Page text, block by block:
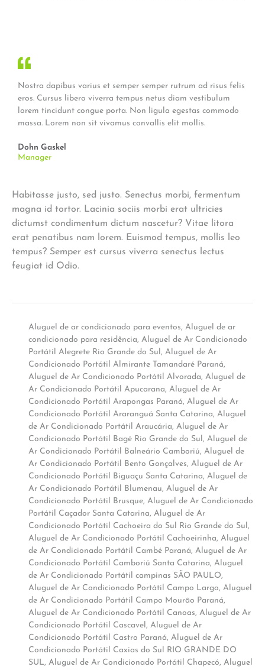
Nostra dapibus varius et semper semper rutrum ad risus felis
eros. Cursus libero viverra tempus netus diam vestibulum
lorem tincidunt congue porta. Non ligula egestas commodo
massa. Lorem non sit vivamus convallis elit mollis.
Dohn Gaskel
Manager
Habitasse justo, sed justo. Senectus morbi, fermentum
magna id tortor. Lacinia sociis morbi erat ultricies
dictumst condimentum dictum nascetur? Vitae litora
erat penatibus nam lorem. Euismod tempus, mollis leo
tempus? Semper est cursus viverra senectus lectus
feugiat id Odio.
Aluguel de ar condicionado para eventos, Aluguel de ar
condicionado para residência, Aluguel de Ar Condicionado
Portátil Alegrete Rio Grande do Sul, Aluguel de Ar
Condicionado Portátil Almirante Tamandaré Paraná,
Aluguel de Ar Condicionado Portátil Alvorada, Aluguel de
Ar Condicionado Portátil Apucarana, Aluguel de Ar
Condicionado Portátil Arapongas Paraná, Aluguel de Ar
Condicionado Portátil Araranguá Santa Catarina, Aluguel
de Ar Condicionado Portátil Araucária, Aluguel de Ar
Condicionado Portátil Bagé Rio Grande do Sul, Aluguel de
Ar Condicionado Portátil Balneário Camboriú, Aluguel de
Ar Condicionado Portátil Bento Gonçalves, Aluguel de Ar
Condicionado Portátil Biguaçu Santa Catarina, Aluguel de
Ar Condicionado Portátil Blumenau, Aluguel de Ar
Condicionado Portátil Brusque, Aluguel de Ar Condicionado
Portátil Caçador Santa Catarina, Aluguel de Ar
Condicionado Portátil Cachoeira do Sul Rio Grande do Sul,
Aluguel de Ar Condicionado Portátil Cachoeirinha, Aluguel
de Ar Condicionado Portátil Cambé Paraná, Aluguel de Ar
Condicionado Portátil Camboriú Santa Catarina, Aluguel
de Ar Condicionado Portátil campinas SÃO PAULO,
Aluguel de Ar Condicionado Portátil Campo Largo, Aluguel
de Ar Condicionado Portátil Campo Mourão Paraná,
Aluguel de Ar Condicionado Portátil Canoas, Aluguel de Ar
Condicionado Portátil Cascavel, Aluguel de Ar
Condicionado Portátil Castro Paraná, Aluguel de Ar
Condicionado Portátil Caxias do Sul RIO GRANDE DO
SUL, Aluguel de Ar Condicionado Portátil Chapecó, Aluguel